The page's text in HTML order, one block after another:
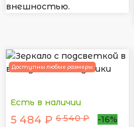
внешностью.
Доступны любые размеры
Есть в наличии
5 484 ₽ 6 540 ₽
-16%